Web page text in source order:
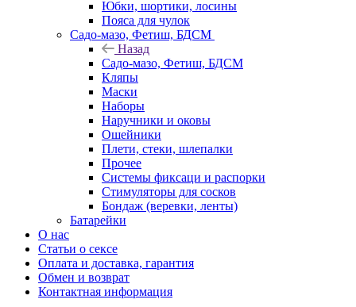
Юбки, шортики, лосины
Пояса для чулок
Садо-мазо, Фетиш, БДСМ
Назад
Садо-мазо, Фетиш, БДСМ
Кляпы
Маски
Наборы
Наручники и оковы
Ошейники
Плети, стеки, шлепалки
Прочее
Системы фиксаци и распорки
Стимуляторы для сосков
Бондаж (веревки, ленты)
Батарейки
О нас
Статьи о сексе
Оплата и доставка, гарантия
Обмен и возврат
Контактная информация